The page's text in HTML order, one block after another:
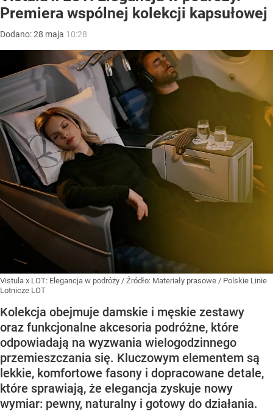
Premiera wspólnej kolekcji kapsułowej
Dodano:28 maja 10:28
Vistula x LOT: Elegancja w podróży / Źródło: Materiały prasowe / Polskie Linie
Lotnicze LOT
Kolekcja obejmuje damskie i męskie zestawy
oraz funkcjonalne akcesoria podróżne, które
odpowiadają na wyzwania wielogodzinnego
przemieszczania się. Kluczowym elementem są
lekkie, komfortowe fasony i dopracowane detale,
które sprawiają, że elegancja zyskuje nowy
wymiar: pewny, naturalny i gotowy do działania.